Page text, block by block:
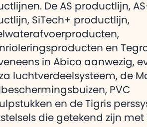
De AS productlijn,
SiTech+ productlijn,
en
in Abico aanwezig,
luchtverdeelsysteem, de
PVC
en de Tigris
die getekend zijn met